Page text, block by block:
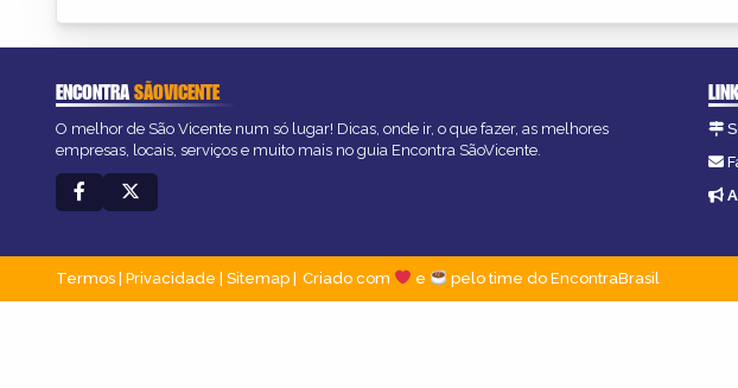
ENCONTRASÃOVICENTE
O melhor de São Vicente num só lugar! Dicas, onde ir, o que fazer, as melhores
empresas, locais, serviços e muito mais no guia Encontra SãoVicente.
Termos Privacidade Sitemap Criado com e pelo time do EncontraBrasil